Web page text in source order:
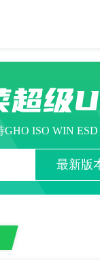
超级
ISO WIN
最新版